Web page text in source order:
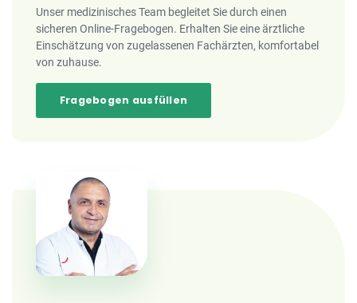
Unser medizinisches Team begleitet Sie durch einen
sicheren Online-Fragebogen. Erhalten Sie eine ärztliche
Einschätzung von zugelassenen Fachärzten, komfortabel
von zuhause.
Fragebogen ausfüllen